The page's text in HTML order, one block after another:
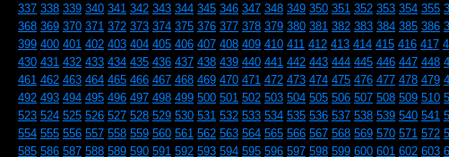
337 338 339 340 341 342 343 344 345 346 347 348 349 350 351 352 353 354 355
368 369 370 371 372 373 374 375 376 377 378 379 380 381 382 383 384 385 386
399 400 401 402 403 404 405 406 407 408 409 410 411 412 413 414 415 416 417
430 431 432 433 434 435 436 437 438 439 440 441 442 443 444 445 446 447 448
461 462 463 464 465 466 467 468 469 470 471 472 473 474 475 476 477 478 479
492 493 494 495 496 497 498 499 500 501 502 503 504 505 506 507 508 509 510
523 524 525 526 527 528 529 530 531 532 533 534 535 536 537 538 539 540 541
554 555 556 557 558 559 560 561 562 563 564 565 566 567 568 569 570 571 572
585 586 587 588 589 590 591 592 593 594 595 596 597 598 599 600 601 602 603